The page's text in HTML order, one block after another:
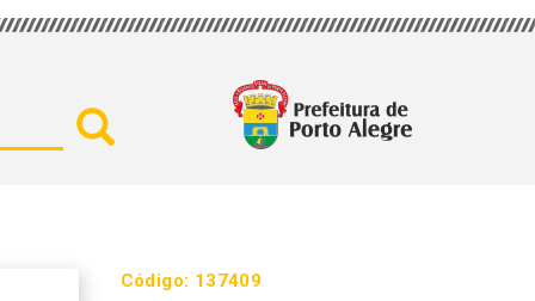
Buscar por secretaria,
Código: 137409